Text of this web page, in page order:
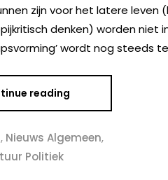
zijn voor het latere
denken) worden niet
wordt nog steeds
reading
, Nieuws Algemeen,
Politiek